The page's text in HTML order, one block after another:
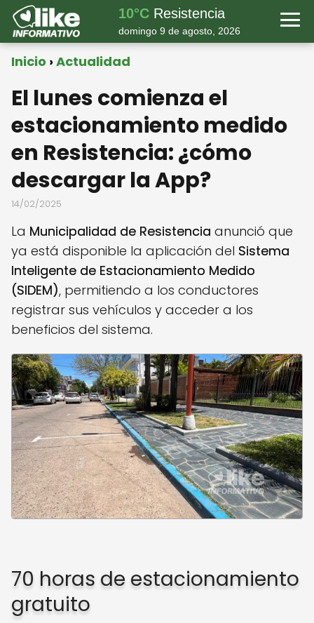
10°C Resistencia
domingo 9 de agosto, 2026
Inicio Actualidad
El lunes comienza el
estacionamiento medido
en Resistencia: ¿cómo
descargar la App?
14/02/2025
La Municipalidad de Resistencia anunció que
ya está disponible la aplicación del Sistema
Inteligente de Estacionamiento Medido
(SIDEM), permitiendo a los conductores
registrar sus vehículos y acceder a los
beneficios del sistema.
70 horas de estacionamiento
gratuito